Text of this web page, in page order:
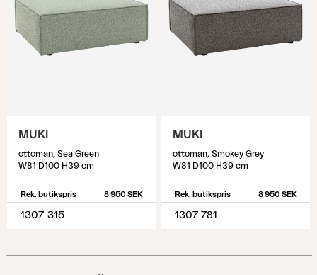
MUKI
ottoman, Sea Green
W81 D100 H39 cm
Rek. butikspris 8 950 SEK
1307-315
MUKI
ottoman, Smokey Grey
W81 D100 H39 cm
Rek. butikspris 8 950 SEK
1307-781